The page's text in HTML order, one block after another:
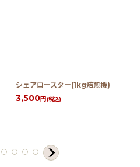
シェアロースター(1kg焙煎機)
3,500円(税込)